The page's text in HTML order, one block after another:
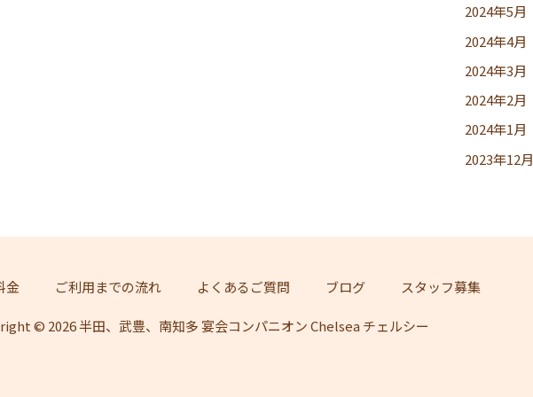
2024年5月
2024年4月
2024年3月
2024年2月
2024年1月
2023年12月
金 ご利用までの流れ よくあるご質問 ブログ スタッフ募集
© 2026 半田、武豊、南知多 宴会コンパニオン Chelsea チェルシー